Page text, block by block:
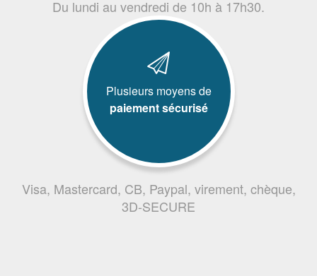
Du lundi au vendredi de 10h à 17h30.
Plusieurs moyens de
paiement sécurisé
Visa, Mastercard, CB, Paypal, virement, chèque,
3D-SECURE